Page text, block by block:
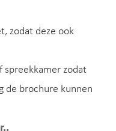
zodat deze ook
spreekkamer zodat
de brochure kunnen